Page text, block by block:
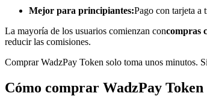
Copiar Trading
Únete a los mejores traders
Mejor para principiantes:Pago con tarjeta a
La mayoría de los usuarios comienzan concompras
reducir las comisiones.
Comprar WadzPay Token solo toma unos minutos.
Cómo comprar WadzPay